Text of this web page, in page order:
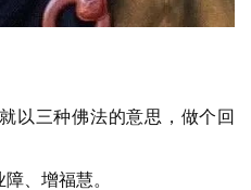
以三种佛法的意思，做个回
、增福慧。